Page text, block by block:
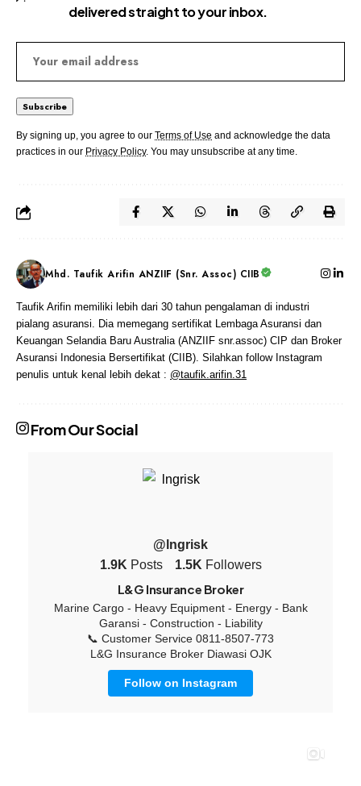
delivered straight to your inbox.
By signing up, you agree to our Terms of Use and acknowledge the data
practices in our Privacy Policy. You may unsubscribe at any time.
Mhd. Taufik Arifin ANZIIF (Snr. Assoc) CIIB
Taufik Arifin memiliki lebih dari 30 tahun pengalaman di industri
pialang asuransi. Dia memegang sertifikat Lembaga Asuransi dan
Keuangan Selandia Baru Australia (ANZIIF snr.assoc) CIP dan Broker
Asuransi Indonesia Bersertifikat (CIIB). Silahkan follow Instagram
penulis untuk kenal lebih dekat : @taufik.arifin.31
From Our Social
@lngrisk
1.9K Posts 1.5K Followers
L&G Insurance Broker
Marine Cargo - Heavy Equipment - Energy - Bank
Garansi - Construction - Liability
📞 Customer Service 0811-8507-773
L&G Insurance Broker Diawasi OJK
Follow on Instagram